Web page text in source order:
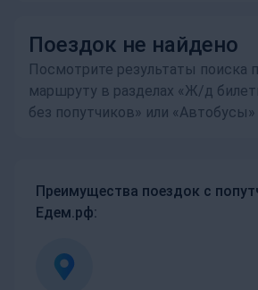
Поездок не найдено
Посмотрите результаты поиска
маршруту в разделах «Ж/д
без попутчиков» или «Автобусы»
Преимущества поездок с
Едем.рф: